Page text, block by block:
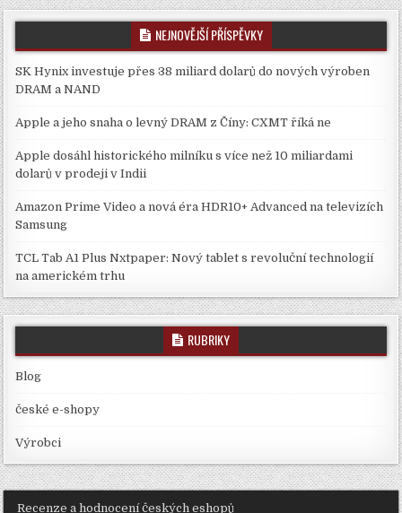
NEJNOVĚJŠÍ PŘÍSPĚVKY
SK Hynix investuje přes 38 miliard dolarů do nových výroben
DRAM a NAND
Apple a jeho snaha o levný DRAM z Číny: CXMT říká ne
Apple dosáhl historického milníku s více než 10 miliardami
dolarů v prodeji v Indii
Amazon Prime Video a nová éra HDR10+ Advanced na televizích
Samsung
TCL Tab A1 Plus Nxtpaper: Nový tablet s revoluční technologií
na americkém trhu
RUBRIKY
Blog
české e-shopy
Výrobci
Recenze a hodnocení českých eshopů